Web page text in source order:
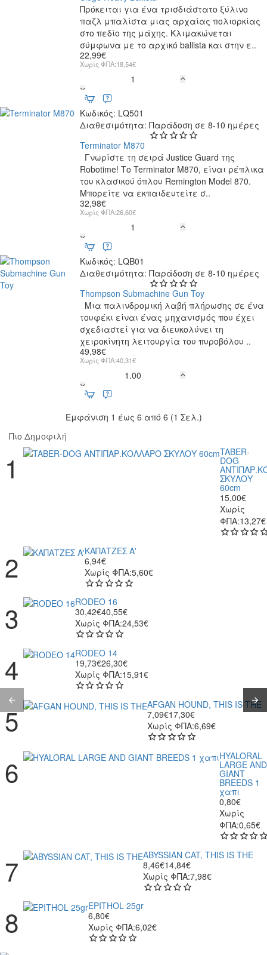
Πρόκειται για ένα τρισδιάστατο ξύλινο
παζλ μπαλίστα μιας αρχαίας πολιορκίας
στο πεδίο της μάχης. Κλιμακώνεται
σύμφωνα με το αρχικό ballista και στην ε..
22,99€
Χωρίς ΦΠΑ:18,54€
Heavy
Ballista
Κωδικός: LQ501
Διαθεσιμότητα: Παράδοση σε 8-10 ημέρες
Terminator M870
Γνωρίστε τη σειρά Justice Guard της
Robotime! Το Terminator M870, είναι ρέπλικα
του κλασικού όπλου Remington Model 870.
Μπορείτε να εκπαιδευτείτε σ..
32,98€
Χωρίς ΦΠΑ:26,60€
M870
Κωδικός: LQB01
Διαθεσιμότητα: Παράδοση σε 8-10 ημέρες
Thompson Submachine Gun Toy
Μια παλινδρομική λαβή πλήρωσης σε ένα
τουφέκι είναι ένας μηχανισμός που έχει
σχεδιαστεί για να διευκολύνει τη
χειροκίνητη λειτουργία του πυροβόλου ..
49,98€
Χωρίς ΦΠΑ:40,31€
Submachine
Toy
Εμφάνιση 1 έως 6 από 6 (1 Σελ.)
Πιο Δημοφιλή
TABER-
DOG
ΣΚΥΛΟΥ
60cm
15,00€
Χωρίς
ΦΠΑ:13,27€
ΚΑΠΑΤΖΕΣ Α'
6,94€
Χωρίς ΦΠΑ:5,60€
RODEO 16
30,42€40,55€
Χωρίς ΦΠΑ:24,53€
RODEO 14
19,73€26,30€
Χωρίς ΦΠΑ:15,91€
AFGAN HOUND, THIS IS THE
7,09€17,30€
Χωρίς ΦΠΑ:6,69€
HYALORAL
LARGE AND
GIANT
BREEDS 1
χαπι
0,80€
Χωρίς
ΦΠΑ:0,65€
ABYSSIAN CAT, THIS IS THE
8,46€14,84€
Χωρίς ΦΠΑ:7,98€
EPITHOL 25gr
6,80€
Χωρίς ΦΠΑ:6,02€